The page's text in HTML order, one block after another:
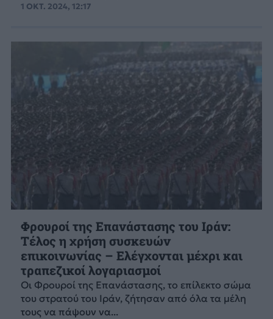
1 ΟΚΤ. 2024, 12:17
Φρουροί της Επανάστασης του Ιράν:
Τέλος η χρήση συσκευών
επικοινωνίας – Ελέγχονται μέχρι και
τραπεζικοί λογαριασμοί
Οι Φρουροί της Επανάστασης, το επίλεκτο σώμα
του στρατού του Ιράν, ζήτησαν από όλα τα μέλη
τους να πάψουν να...